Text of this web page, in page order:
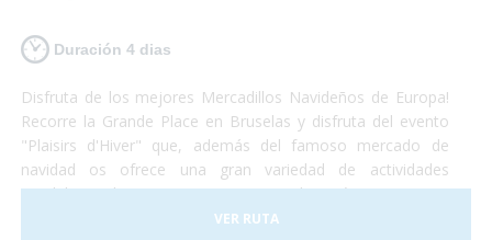
Duración 4 dias
Disfruta de los mejores Mercadillos Navideños de Europa!
Recorre la Grande Place en Bruselas y disfruta del evento
"Plaisirs d'Hiver" que, además del famoso mercado de
navidad os ofrece una gran variedad de actividades
paralelas tales como conciertos de música, artistas
callejeros, procesiones y desfiles. También conocerás le
VER RUTA